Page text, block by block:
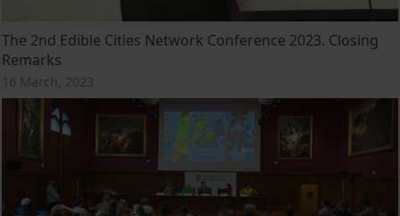
The 2nd Edible Cities Network Conference 2023. Closing
Remarks
16 March, 2023